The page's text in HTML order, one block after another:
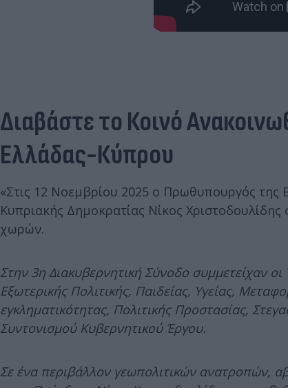
Διαβάστε το Κοινό
Ελλάδας-Κύπρου
«Στις 12 Νοεμβρίου 2025 ο Πρωθυπουργός της
Κυπριακής Δημοκρατίας Νίκος
χωρών.
Στην 3η Διακυβερνητική Σύνοδο συμμετείχαν
Εξωτερικής Πολιτικής, Παιδείας, Υγείας,
εγκληματικότητας, Πολιτικής Προστασίας,
Συντονισμού Κυβερνητικού Έργου.
Σε ένα περιβάλλον γεωπολιτικών ανατροπών,